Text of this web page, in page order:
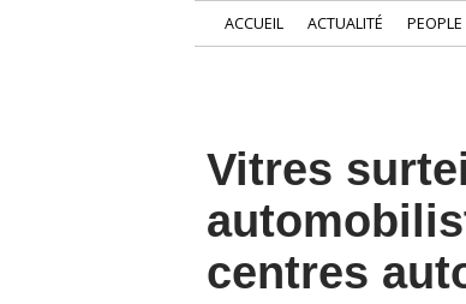
ACCUEIL ACTUALITÉ PEOPLE
Vitres
centres